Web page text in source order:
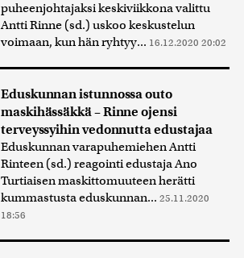
puheenjohtajaksi keskiviikkona valittu
Antti Rinne (sd.) uskoo keskustelun
voimaan, kun hän ryhtyy... 16.12.2020 20:02
Eduskunnan istunnossa outo
maskihässäkkä – Rinne ojensi
terveyssyihin vedonnutta edustajaa
Eduskunnan varapuhemiehen Antti
Rinteen (sd.) reagointi edustaja Ano
Turtiaisen maskittomuuteen herätti
kummastusta eduskunnan... 25.11.2020
18:56